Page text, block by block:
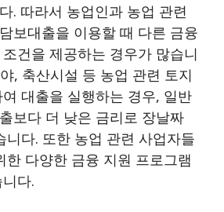
. 따라서 농업인과 농업 관련
보대출을 이용할 때 다른 금융
건을 제공하는 경우가 많습니
, 축산시설 등 농업 관련 토지
대출을 실행하는 경우, 일반
보다 더 낮은 금리로 장날짜
니다. 또한 농업 관련 사업자들
한 다양한 금융 지원 프로그램
다.